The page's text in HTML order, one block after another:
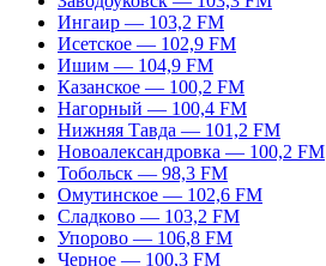
Ингаир — 103,2 FM
Исетское — 102,9 FM
Ишим — 104,9 FM
Казанское — 100,2 FM
Нагорный — 100,4 FM
Нижняя Тавда — 101,2 FM
Новоалександровка — 100,2 FM
Тобольск — 98,3 FM
Омутинское — 102,6 FM
Сладково — 103,2 FM
Упорово — 106,8 FM
Черное — 100,3 FM